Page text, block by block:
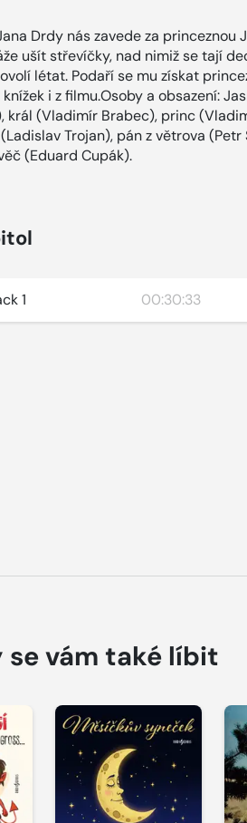
Drdy nás zavede za princeznou
ušít střevíčky, nad nimiž se tají
létat. Podaří se mu získat
i z filmu.Osoby a obsazení:
král (Vladimír Brabec), princ
Trojan), pán z větrova
(Eduard Cupák).
1 00:30:33
se vám také líbit
Přehrát
ukázku